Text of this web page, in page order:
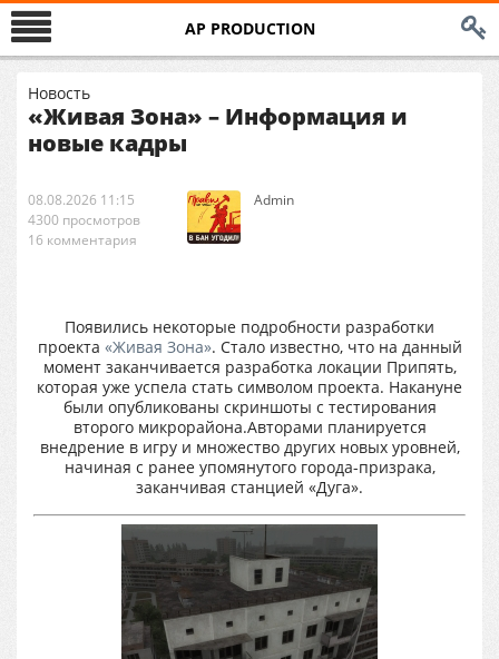
AP PRODUCTION
Новость
«Живая Зона» – Информация и
новые кадры
08.08.2026 11:15
4300 просмотров
16 комментария
Аdmin
Появились некоторые подробности разработки
проекта «Живая Зона». Стало известно, что на данный
момент заканчивается разработка локации Припять,
которая уже успела стать символом проекта. Накануне
были опубликованы скриншоты с тестирования
второго микрорайона.Авторами планируется
внедрение в игру и множество других новых уровней,
начиная с ранее упомянутого города-призрака,
заканчивая станцией «Дуга».